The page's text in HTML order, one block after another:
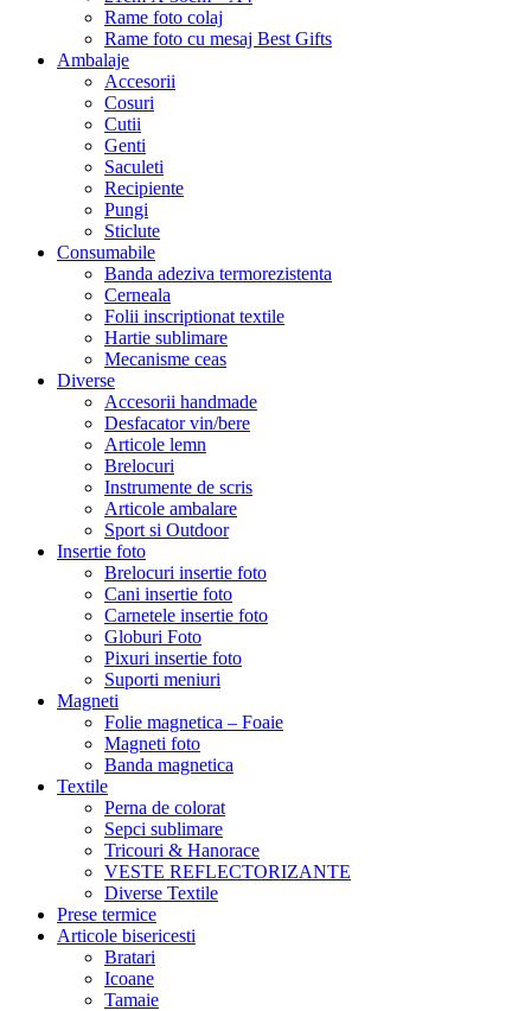
Rame foto colaj
Rame foto cu mesaj Best Gifts
Ambalaje
Accesorii
Cosuri
Cutii
Genti
Saculeti
Recipiente
Pungi
Sticlute
Consumabile
Banda adeziva termorezistenta
Cerneala
Folii inscriptionat textile
Hartie sublimare
Mecanisme ceas
Diverse
Accesorii handmade
Desfacator vin/bere
Articole lemn
Brelocuri
Instrumente de scris
Articole ambalare
Sport si Outdoor
Insertie foto
Brelocuri insertie foto
Cani insertie foto
Carnetele insertie foto
Globuri Foto
Pixuri insertie foto
Suporti meniuri
Magneti
Folie magnetica – Foaie
Magneti foto
Banda magnetica
Textile
Perna de colorat
Sepci sublimare
Tricouri & Hanorace
VESTE REFLECTORIZANTE
Diverse Textile
Prese termice
Articole bisericesti
Bratari
Icoane
Tamaie